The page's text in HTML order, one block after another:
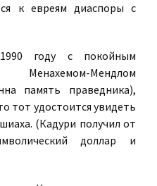
к евреям диаспоры с
году с покойным
Мендлом
память праведника),
тот удостоится увидеть
(Кадури получил от
доллар и